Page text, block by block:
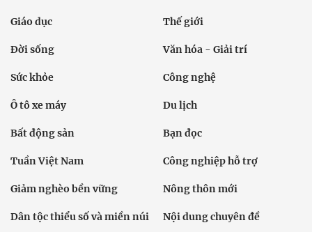
Giáo dục Thế giới
Đời sống Văn hóa - Giải trí
Sức khỏe Công nghệ
Ô tô xe máy Du lịch
Bất động sản Bạn đọc
Tuần Việt Nam Công nghiệp hỗ trợ
Giảm nghèo bền vững Nông thôn mới
Dân tộc thiểu số và miền núi Nội dung chuyên đề